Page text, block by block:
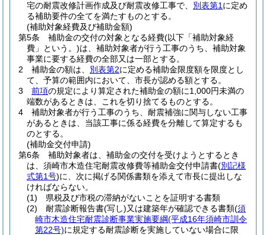
宅の耐震改修計画作成及び耐震改修工事で、 別表第1 に定め
る補助要件の全てを満たすものとする。
(補助対象経費及び補助金額)
第5条
補助金の交付の対象となる経費(以下「補助対象経
費」という。)は、補助対象者が行う工事のうち、補助対象
事業に要する経費の全部又は一部とする。
2
補助金の額は、 別表第2に定める補助金限度額を限度とし
て、予算の範囲内において、市長が認める額とする。
3
前項の規定により算定された補助金の額に1,000円未満の
端数があるときは、これを切り捨てるものとする。
4
補助対象者が行う工事のうち、耐震補強に関与しない工事
があるときは、当該工事に係る経費を分離して算定するも
のとする。
(補助金交付申請)
第6条
補助対象者は、補助金の交付を受けようとするとき
は、須崎市木造住宅耐震改修費等補助金交付申請書(別記様
式第1号)に、次に掲げる関係書類を添えて市長に提出しな
ければならない。
(1)
県税及び市税の滞納がないことを証明する書類
(2)
耐震診断報告書(写し)又は建築年が確認できる書類(須
崎市木造住宅耐震診断事業実施要綱(平成16年須崎市訓令
第22号)に規定する耐震診断を実施していない場合に限